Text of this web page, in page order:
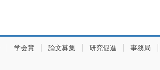
学会賞 論文募集 研究促進 事務局